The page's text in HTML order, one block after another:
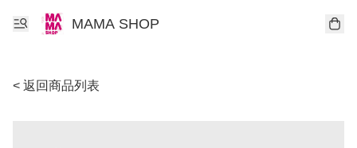
MAMA SHOP
< 返回商品列表